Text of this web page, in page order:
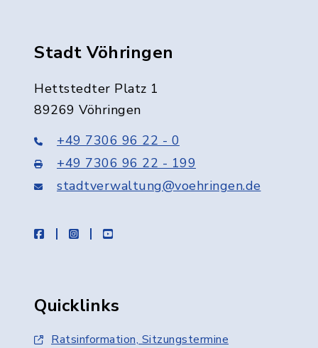
Stadt Vöhringen
Hettstedter Platz 1
89269 Vöhringen
+49 7306 96 22 - 0
+49 7306 96 22 - 199
stadtverwaltung@voehringen.de
facebookinstagramyoutube
Quicklinks
Ratsinformation, Sitzungstermine